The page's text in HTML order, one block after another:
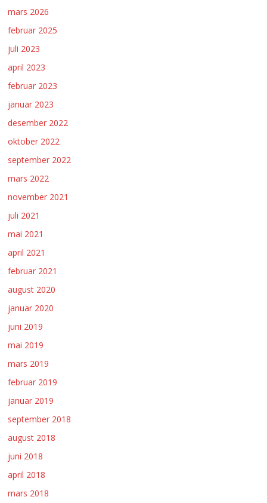
mars 2026
februar 2025
juli 2023
april 2023
februar 2023
januar 2023
desember 2022
oktober 2022
september 2022
mars 2022
november 2021
juli 2021
mai 2021
april 2021
februar 2021
august 2020
januar 2020
juni 2019
mai 2019
mars 2019
februar 2019
januar 2019
september 2018
august 2018
juni 2018
april 2018
mars 2018